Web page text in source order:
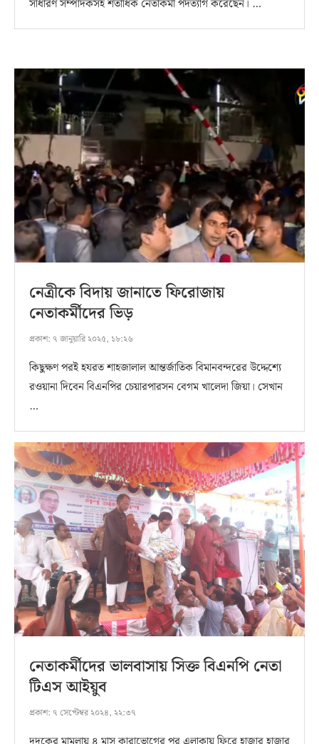
সাধারণ সম্পাদকসহ শতাধিক নেতাকর্মী পদত্যাগ করেছেন। …
নেত্রীকে বিদায় জানাতে ফিরোজায়
নেতাকর্মীদের ভিড়
প্রকাশ: ৭ জানুয়ারি ২০২৫, ১৮:২৬
কিছুক্ষণ পরই হযরত শাহজালাল আন্তর্জাতিক বিমানবন্দরের উদ্দেশ্যে
রওয়ানা দিবেন বিএনপির চেয়ারপারসন বেগম খালেদা জিয়া। সেখান
…
নেতাকর্মীদের ভালবাসায় সিক্ত বিএনপি নেতা
টিএস আইয়ুব
প্রকাশ: ৭ সেপ্টেম্বর ২০২৪, ২২:৩৭